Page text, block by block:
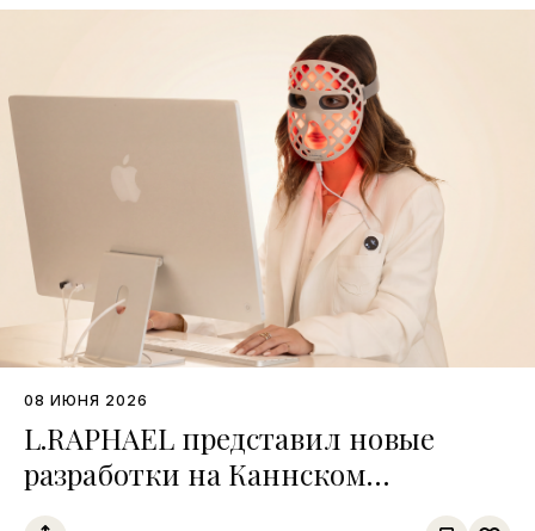
08 ИЮНЯ 2026
L.RAPHAEL представил новые
разработки на Каннском
кинофестивале